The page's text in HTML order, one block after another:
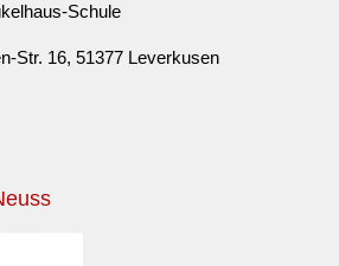
Schule
Str. 16, 51377 Leverkusen